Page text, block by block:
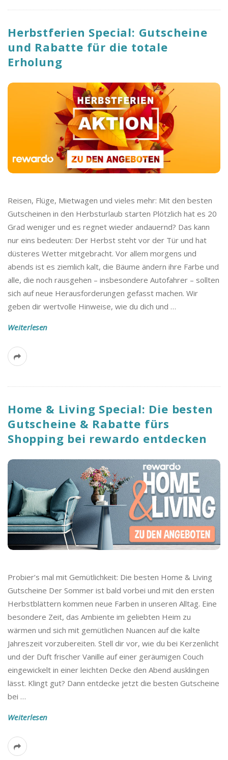
Herbstferien Special: Gutscheine
und Rabatte für die totale
Erholung
Reisen, Flüge, Mietwagen und vieles mehr: Mit den besten
Gutscheinen in den Herbsturlaub starten Plötzlich hat es 20
Grad weniger und es regnet wieder andauernd? Das kann
nur eins bedeuten: Der Herbst steht vor der Tür und hat
düsteres Wetter mitgebracht. Vor allem morgens und
abends ist es ziemlich kalt, die Bäume ändern ihre Farbe und
alle, die noch rausgehen – insbesondere Autofahrer – sollten
sich auf neue Herausforderungen gefasst machen. Wir
geben dir wertvolle Hinweise, wie du dich und …
Weiterlesen
Home & Living Special: Die besten
Gutscheine & Rabatte fürs
Shopping bei rewardo entdecken
Probier’s mal mit Gemütlichkeit: Die besten Home & Living
Gutscheine Der Sommer ist bald vorbei und mit den ersten
Herbstblättern kommen neue Farben in unseren Alltag. Eine
besondere Zeit, das Ambiente im geliebten Heim zu
wärmen und sich mit gemütlichen Nuancen auf die kalte
Jahreszeit vorzubereiten. Stell dir vor, wie du bei Kerzenlicht
und der Duft frischer Vanille auf einer geräumigen Couch
eingewickelt in einer leichten Decke den Abend ausklingen
lässt. Klingt gut? Dann entdecke jetzt die besten Gutscheine
bei …
Weiterlesen